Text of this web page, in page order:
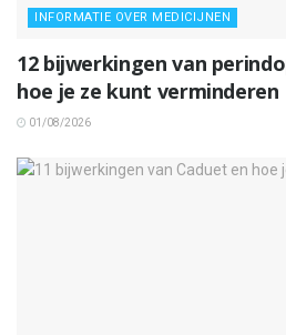
INFORMATIE OVER MEDICIJNEN
12 bijwerkingen van
hoe je ze kunt verminderen
01/08/2026